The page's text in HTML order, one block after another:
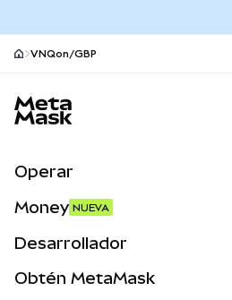
VNQon/GBP
Operar
Activos del mundo real
Money NUEVA
Desarrollador
Obtén MetaMask